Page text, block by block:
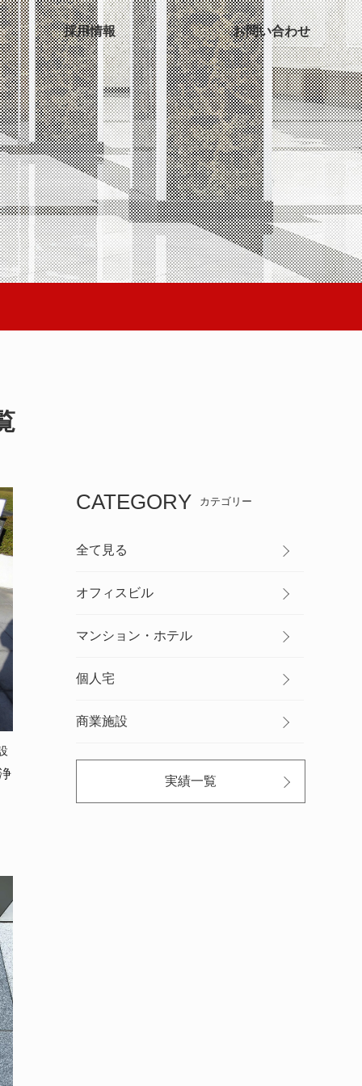
採用情報 お問い合わせ
CATEGORY カテゴリー
全て見る
オフィスビル
マンション・ホテル
個人宅
商業施設
実績一覧